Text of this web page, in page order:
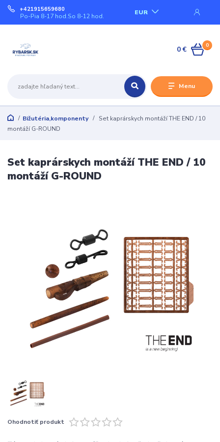
Menu
EUR
+421915659680
Po-Pia 8-17 hod.So 8-12 hod.
0
0 €
Bižutéria,komponenty
Set kaprárskych montáží THE END / 10
montáží G-ROUND
Set kaprárskych montáží THE END / 10
montáží G-ROUND
Ohodnotiť produkt